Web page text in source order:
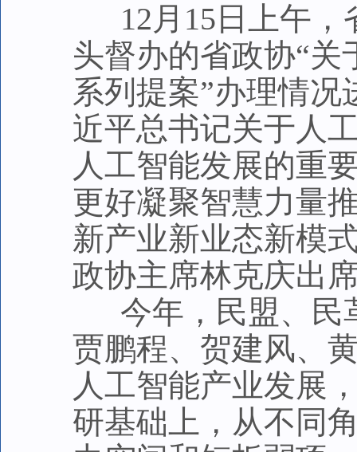
12月15日上午，
头督办的省政协“
系列提案”办理情
近平总书记关于人
人工智能发展的重
更好凝聚智慧力量
新产业新业态新模
政协主席林克庆出
今年，民盟、民
贾鹏程、贺建风、
人工智能产业发展
研基础上，从不同